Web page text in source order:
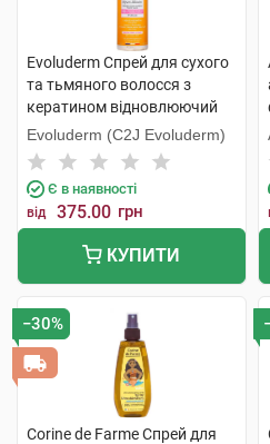
Evoluderm Спрей для сухого
та тьмяного волосся з
кератином відновлюючий
250 мл 1 флакон
Evoluderm (C2J Evoluderm)
Є в наявності
від 375.00 грн
КУПИТИ
−30%
Corine de Farme Спрей для